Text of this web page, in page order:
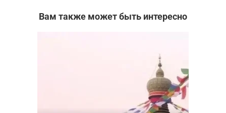
Вам также может быть интересно